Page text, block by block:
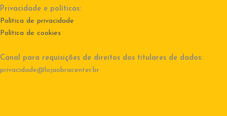
Privacidade e políticas:
Política de privacidade
Política de cookies
Canal para requisições de direitos dos titulares de dados:
privacidade@lojaobracenter.br